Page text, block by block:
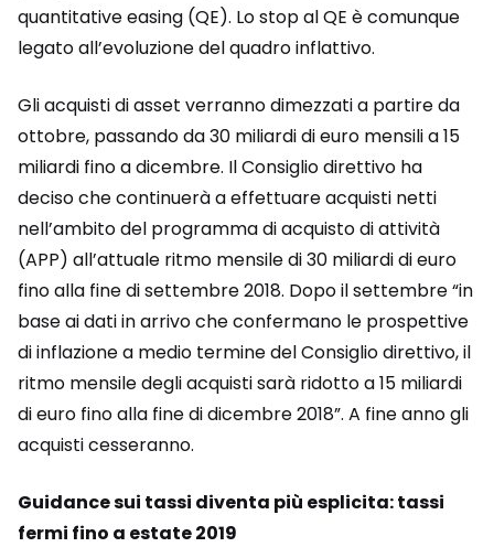
quantitative easing (QE). Lo stop al QE è comunque
legato all’evoluzione del quadro inflattivo.
Gli acquisti di asset verranno dimezzati a partire da
ottobre, passando da 30 miliardi di euro mensili a 15
miliardi fino a dicembre. Il Consiglio direttivo ha
deciso che continuerà a effettuare acquisti netti
nell’ambito del programma di acquisto di attività
(APP) all’attuale ritmo mensile di 30 miliardi di euro
fino alla fine di settembre 2018. Dopo il settembre “in
base ai dati in arrivo che confermano le prospettive
di inflazione a medio termine del Consiglio direttivo, il
ritmo mensile degli acquisti sarà ridotto a 15 miliardi
di euro fino alla fine di dicembre 2018”. A fine anno gli
acquisti cesseranno.
Guidance sui tassi diventa più esplicita: tassi
fermi fino a estate 2019